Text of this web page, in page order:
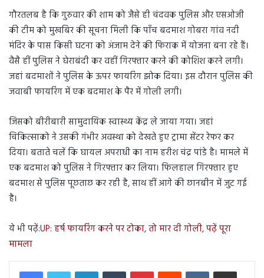
गौरतलब है कि गुरुवार की शाम को जैसे ही चंदवक पुलिस और एसओजी
की टीम को मुखबिर की सूचना मिली कि पाँच बदमाश गोबरा गांव नदी
मंदिर के पास किसी घटना को अंजाम देने की फिराक में योजना बना रहे हैं।
वैसै हीं पुलिस ने घेराबंदी कर वहीं गिरफ्तार करने की कोशिश करने लगी।
जहां बदमाशों ने पुलिस के ऊपर फायरिंग झोक दिया। इस दौरान पुलिस की
जवाबी फायरिंग में एक बदमाश के पैर में गोली लगी।
जिसको बीरीबारी सामुदायिक स्वास्थ्य केंद्र ले जाया गया। जहां
चिकित्साको ने उसकी गंभीर अवस्था को देखते हुए ट्रामा सेंटर रेफर कर
दिया। बताते चलें कि घायल अपराधी का नाम हरीश चंद्र पांडे है। मामले में
एक बदमाश को पुलिस ने गिरफ्तार कर लिया। फिलहाल गिरफ्तार हुए
बदमाश से पुलिस पूछताछ कर रही है, साथ हीं आगे की छानबीन में जुट गई
है।
ये भी पढ़ें:UP: हर्ष फायरिंग करने पर टोका, तो मार दी गोली, पढ़ें पूरा
मामला
LinkedInTumblr PinterestReddit VKontakteShare via Email